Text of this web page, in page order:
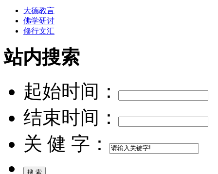
大德教言
佛学研讨
修行文汇
站内搜索
起始时间：
结束时间：
关 健 字：